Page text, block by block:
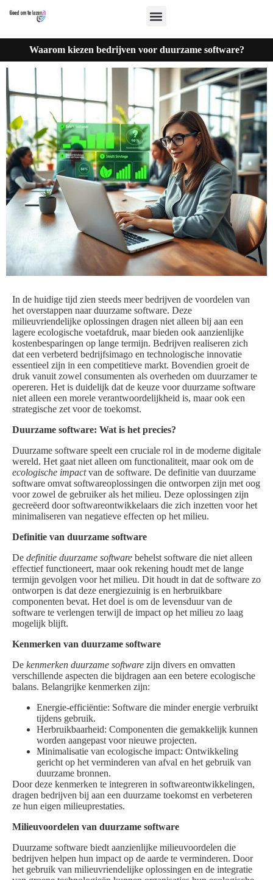
Waarom kiezen bedrijven voor duurzame software?
In de huidige tijd zien steeds meer bedrijven de voordelen van
het overstappen naar duurzame software. Deze
milieuvriendelijke oplossingen dragen niet alleen bij aan een
lagere ecologische voetafdruk, maar bieden ook aanzienlijke
kostenbesparingen op lange termijn. Bedrijven realiseren zich
dat een verbeterd bedrijfsimago en technologische innovatie
essentieel zijn in een competitieve markt. Bovendien groeit de
druk vanuit zowel consumenten als overheden om duurzamer te
opereren. Het is duidelijk dat de keuze voor duurzame software
niet alleen een morele verantwoordelijkheid is, maar ook een
strategische zet voor de toekomst.
Duurzame software: Wat is het precies?
Duurzame software speelt een cruciale rol in de moderne digitale
wereld. Het gaat niet alleen om functionaliteit, maar ook om de
ecologische impactvan de software. De definitie van duurzame
software omvat softwareoplossingen die ontworpen zijn met oog
voor zowel de gebruiker als het milieu. Deze oplossingen zijn
gecreëerd door softwareontwikkelaars die zich inzetten voor het
minimaliseren van negatieve effecten op het milieu.
Definitie van duurzame software
De definitie duurzame software behelst software die niet alleen
effectief functioneert, maar ook rekening houdt met de lange
termijn gevolgen voor het milieu. Dit houdt in dat de software zo
ontworpen is dat deze energiezuinig is en herbruikbare
componenten bevat. Het doel is om de levensduur van de
software te verlengen terwijl de impact op het milieu zo laag
mogelijk blijft.
Kenmerken van duurzame software
De kenmerken duurzame software zijn divers en omvatten
verschillende aspecten die bijdragen aan een betere ecologische
balans. Belangrijke kenmerken zijn:
Energie-efficiëntie: Software die minder energie verbruikt
tijdens gebruik.
Herbruikbaarheid: Componenten die gemakkelijk kunnen
worden aangepast voor nieuwe projecten.
Minimalisatie van ecologische impact: Ontwikkeling
gericht op het verminderen van afval en het gebruik van
duurzame bronnen.
Door deze kenmerken te integreren in softwareontwikkelingen,
dragen bedrijven bij aan een duurzame toekomst en verbeteren
ze hun eigen milieuprestaties.
Milieuvoordelen van duurzame software
Duurzame software biedt aanzienlijke milieuvoordelen die
bedrijven helpen hun impact op de aarde te verminderen. Door
het gebruik van milieuvriendelijke oplossingen en de integratie